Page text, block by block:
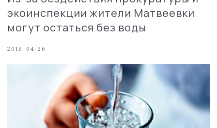
экоинспекции жители Матвеевки
могут остаться без воды
2016-04-26